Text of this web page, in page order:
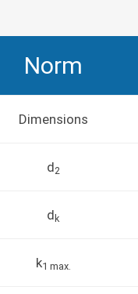
Norm
Dimensions
d2
dk
k1 max.